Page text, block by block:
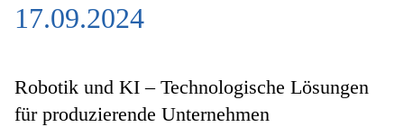
Das Technologieland
Innovationsfelder
17.09.2024
Robotik und KI – Technologische Lösungen
für produzierende Unternehmen